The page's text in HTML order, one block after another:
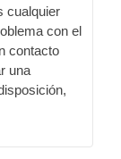
cualquier
con el
contacto
una